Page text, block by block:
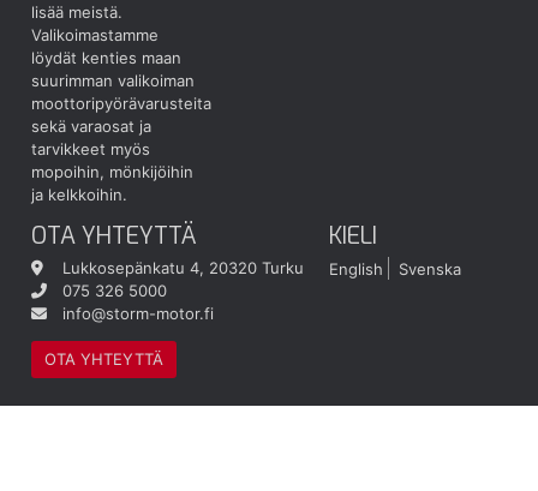
lisää meistä.
Valikoimastamme
löydät kenties maan
suurimman valikoiman
moottoripyörävarusteita
sekä varaosat ja
tarvikkeet myös
mopoihin, mönkijöihin
ja kelkkoihin.
OTA YHTEYTTÄ
Lukkosepänkatu 4, 20320 Turku
075 326 5000
info@storm-motor.fi
OTA YHTEYTTÄ
KIELI
English Svenska